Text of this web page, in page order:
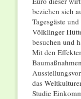
beziehen sich
Tagesgäste
Völklinger
besuchen und
Mit den
das
Studie